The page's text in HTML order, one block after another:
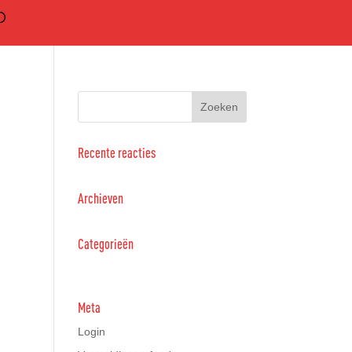
Recente reacties
Archieven
Categorieën
Meta
Login